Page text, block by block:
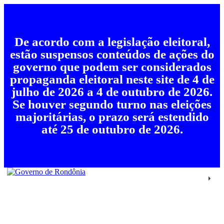
De acordo com a legislação eleitoral,
estão suspensos conteúdos de ações do
governo que podem ser considerados
propaganda eleitoral neste site de 4 de
julho de 2026 a 4 de outubro de 2026.
Se houver segundo turno nas eleições
majoritárias, o prazo será estendido
até 25 de outubro de 2026.